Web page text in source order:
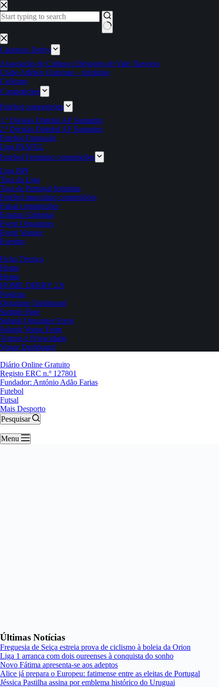
Pular
para
o
Sem
resultados
Cadernos Derby
Associação de Cultura e Desporto de Vale Travesso
Clube Atlético Ouriense – feminino
Ciclismo
Competições
Futebol competições
1.ª Divisão Distrital AF Santarém
2.ª Divisão Distrital AF Santarém
Futebol Formação
Liga INATEL
Futebol Feminino competições
Liga BPI
Taça da Liga
Taça de Portugal feminina
Futebol masculino competições
Futsal competições
Estatuto Editorial
Event Organizers
Event Venues
Eventos
Ficha Técnica
Home
Home
HOME DERBY 2.0
Notícias
Organizer Dashboard
Sample Page
Submit Organizer Form
Submit Venue Form
Termos e Privacidade
Venue Dashboard
Diário Online Gratuito
Registo ERC n.º 127801
Fundador: António Adão Farias
Futebol
Futsal
Mais Desporto
Pesquisar
Menu
Últimas Notícias
Freguesia de Seiça estreia prova de ciclismo à boleia da Orion
Liga 1 arranca com dois oureenses à conquista do sonho
Novo Fátima apresenta-se aos adeptos
Alice já prepara o Europeu: fatimense entre as eleitas de Portugal
Jéssica Pastilha assina por emblema histórico do Uruguai